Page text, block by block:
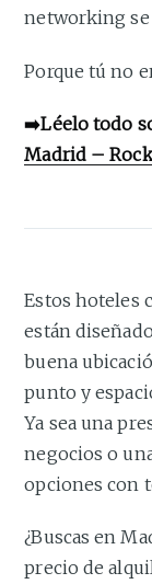
networking se
Porque tú no
➡️Léelo todo
Madrid –
Estos hoteles
están
buena
punto y
Ya sea una
negocios o
opciones con
¿Buscas en
precio de